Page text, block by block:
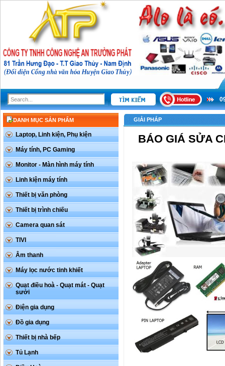
DANH MỤC SẢN PHẨM
Laptop, Linh kiện, Phụ kiện
Máy tính, PC Gaming
Monitor - Màn hình máy tính
Linh kiện máy tính
Thiết bị văn phòng
Thiết bị trình chiếu
Camera quan sát
TIVI
Âm thanh
Máy lọc nước tinh khiết
Quạt điều hoà - Quạt mát - Quạt
sưởi
Điện gia dụng
Đồ gia dụng
Thiết bị nhà bếp
Tủ Lạnh
GIẢI PHÁP
BÁO GIÁ SỬA